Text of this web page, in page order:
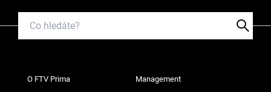
O FTV Prima Management